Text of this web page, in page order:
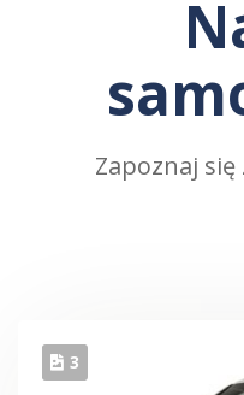
Zapoznaj
3